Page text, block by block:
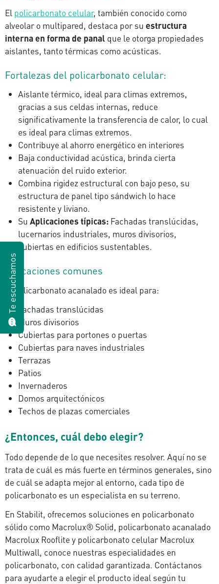
El policarbonato celular, también conocido como
alveolar o multipared, destaca por suestructura
interna en forma de panal que le otorga propiedades
aislantes, tanto térmicas como acústicas.
Fortalezas del policarbonato celular:
Aislante térmico, ideal para climas extremos,
gracias a sus celdas internas, reduce
significativamente la transferencia de calor, lo cual
es ideal para climas extremos.
Contribuye al ahorro energético en interiores
Baja conductividad acústica, brinda cierta
atenuación del ruido exterior.
Combina rigidez estructural con bajo peso, su
estructura de panel tipo sándwich lo hace
resistente y liviano.
Su Aplicaciones típicas:Fachadas translúcidas,
lucernarios industriales, muros divisorios,
cubiertas en edificios sustentables.
Aplicaciones comunes
El policarbonato acanalado es ideal para:
Fachadas translúcidas
Muros divisorios
Cubiertas para portones o puertas
Cubiertas para naves industriales
Terrazas
Patios
Invernaderos
Domos arquitectónicos
Techos de plazas comerciales
¿Entonces, cuál debo elegir?
Todo depende de lo que necesites resolver. Aquí no se
trata de cuál es más fuerte en términos generales, sino
de cuál se adapta mejor al entorno, cada tipo de
policarbonato es un especialista en su terreno.
En Stabilit, ofrecemos soluciones en policarbonato
sólido como Macrolux® Solid, policarbonato acanalado
Macrolux Rooflite y policarbonato celular Macrolux
Multiwall, conoce nuestras especialidades en
policarbonato, con calidad garantizada. Contáctanos
para ayudarte a elegir el producto ideal según tu
Te escuchamos